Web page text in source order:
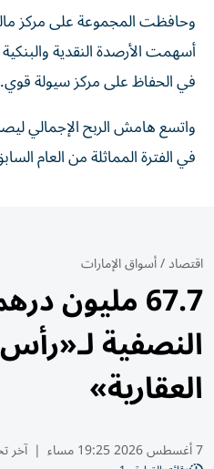
وحافظت المجموعة على مركز
في الحفاظ على مركز سيولة قوي.
في الفترة المماثلة من العام
اقتصاد/أسواق الإمارات
67.7 مليون
النصفية
العقارية»
7 أغسطس 2026 19:25 مساء | آخر